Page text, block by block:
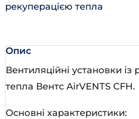
рекуперацією тепла
Опис
Вентиляційні установки із
тепла Вентс AirVENTS CFH.
Основні характеристики: